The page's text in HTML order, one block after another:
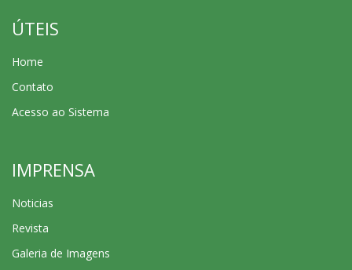
ÚTEIS
Home
Contato
Acesso ao Sistema
IMPRENSA
Noticias
Revista
Galeria de Imagens